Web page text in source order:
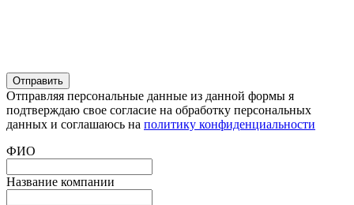
Отправляя персональные данные из данной формы я
подтверждаю свое согласие на обработку персональных
данных и соглашаюсь на политику конфиденциальности
ФИО
Название компании